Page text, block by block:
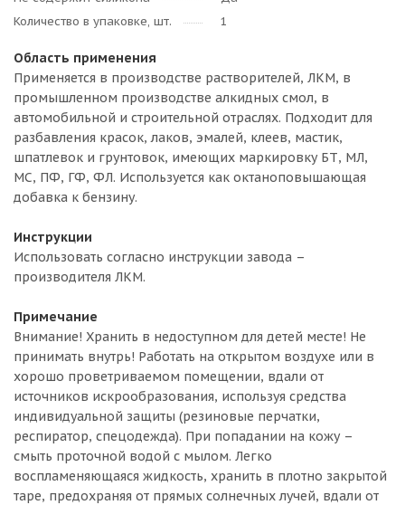
Количество в упаковке, шт.
1
Область применения
Применяется в производстве растворителей, ЛКМ, в
промышленном производстве алкидных смол, в
автомобильной и строительной отраслях. Подходит для
разбавления красок, лаков, эмалей, клеев, мастик,
шпатлевок и грунтовок, имеющих маркировку БТ, МЛ,
МС, ПФ, ГФ, ФЛ. Используется как октаноповышающая
добавка к бензину.
Инструкции
Использовать согласно инструкции завода –
производителя ЛКМ.
Примечание
Внимание! Хранить в недоступном для детей месте! Не
принимать внутрь! Работать на открытом воздухе или в
хорошо проветриваемом помещении, вдали от
источников искрообразования, используя средства
индивидуальной защиты (резиновые перчатки,
респиратор, спецодежда). При попадании на кожу –
смыть проточной водой с мылом. Легко
воспламеняющаяся жидкость, хранить в плотно закрытой
таре, предохраняя от прямых солнечных лучей, вдали от